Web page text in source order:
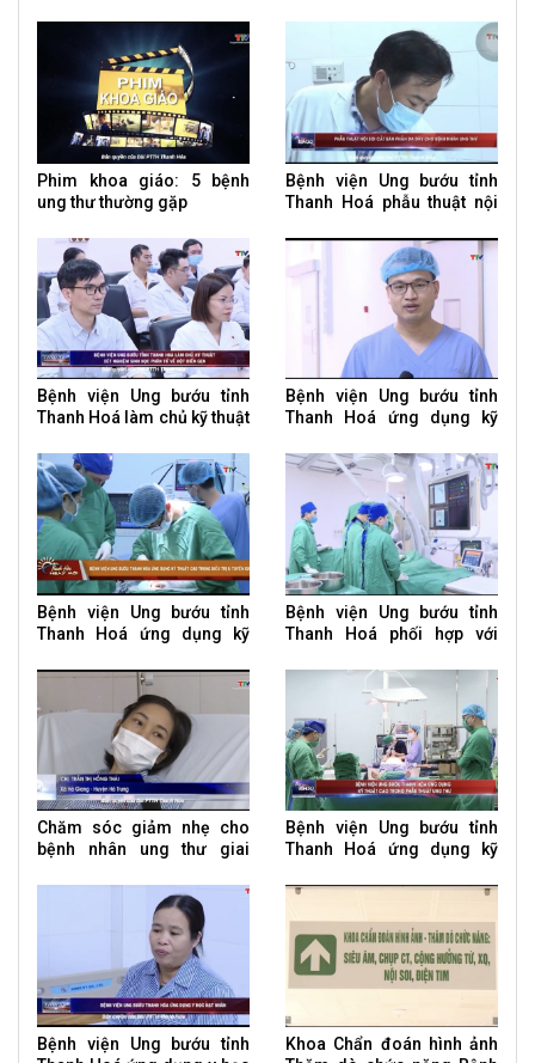
Phim khoa giáo: 5 bệnh
ung thư thường gặp
Bệnh viện Ung bướu tỉnh
Thanh Hoá phẫu thuật nội
cho bệnh nhân ung thư
Bệnh viện Ung bướu tỉnh
Thanh Hoá làm chủ kỹ thuật
tử về đột biến gen
Bệnh viện Ung bướu tỉnh
Thanh Hoá ứng dụng kỹ
giáp
Bệnh viện Ung bướu tỉnh
Thanh Hoá ứng dụng kỹ
tuyến giáp
Bệnh viện Ung bướu tỉnh
Thanh Hoá phối hợp với
cao kỹ thuật trong điều trị
Chăm sóc giảm nhẹ cho
bệnh nhân ung thư giai
Bệnh viện Ung bướu tỉnh
Thanh Hoá ứng dụng kỹ
ung thư Bệnh viện U
Bệnh viện Ung bướu tỉnh
Khoa Chẩn đoán hình ảnh